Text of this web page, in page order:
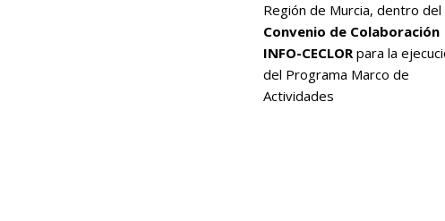
Región de Murcia, dentro del
Convenio de Colaboración
INFO-CECLOR para la
del Programa Marco de
Actividades